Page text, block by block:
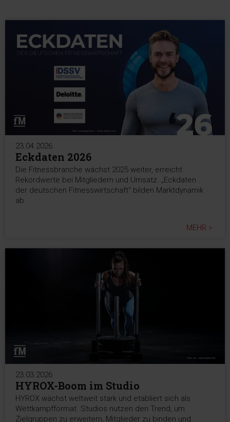
23.04.2026
Eckdaten 2026
Die Fitnessbranche wächst 2025 weiter, erreicht
Rekordwerte bei Mitgliedern und Umsatz. „Eckdaten
der deutschen Fitnesswirtschaft“ bilden Marktdynamik
ab.
MEHR >
23.03.2026
HYROX-Boom im Studio
HYROX wächst weltweit stark und etabliert sich als
Wettkampfformat. Studios nutzen den Trend, um
Zielgruppen zu erweitern, Mitglieder zu binden und